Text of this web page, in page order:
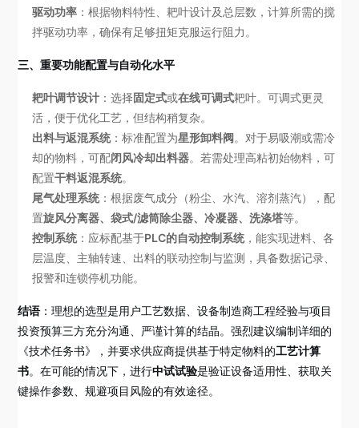
驱动功率 ：根据物料特性、耙叶设计及总层数，计算所需的搅
拌驱动功率，确保有足够扭矩克服运行阻力。
三、重要功能配置与自动化水平
耙叶调节设计 ：选择固定式或在线可调式耙叶。可调式更灵
活，便于优化工艺，但结构稍复杂。
出料与返混系统：标准配置为星形卸料阀。对于易吸潮或需冷
却的物料，可配闭风冷却出料器。若需处理高粘初始物料，可
配置干料返混系统。
尾气处理系统：根据废气成分（粉尘、水汽、溶剂蒸汽），配
置旋风分离器、袋式/滤筒除尘器、冷凝器、洗涤塔等。
控制系统：应标配基于PLC的自动控制系统，能实现进料、各
层温度、主轴转速、出料的联动控制与监测，具备数据记录、
报警和连锁停机功能。
结语：理想的选型是用户工艺数据、设备制造商工程经验与项目
投资预算三方充分沟通、严谨计算的结晶。强烈建议编制详细的
《技术任务书》，并要求供应商提供基于特定物料的工艺计算
书。在可能的情况下，进行中试试验是验证设备适用性、获取关
键操作参数、规避项目风险的有效途径。